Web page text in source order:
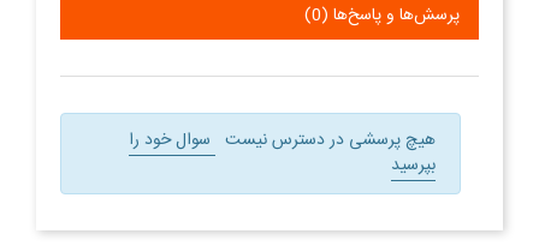
پرسش‌ها و پاسخ‌ها (0)
هیچ پرسشی در دسترس نیست سوال خود را
بپرسید